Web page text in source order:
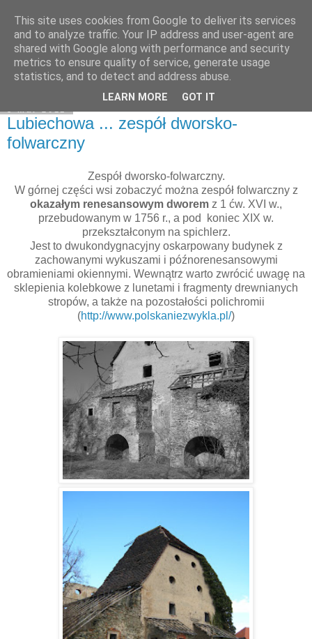
Moje miejsce
Lubiechowa ... zespół dworsko-
folwarczny
Zespół dworsko-folwarczny.
W górnej części wsi zobaczyć można zespół folwarczny z
okazałym renesansowym dworem z 1 ćw. XVI w.,
przebudowanym w 1756 r., a pod koniec XIX w.
przekształconym na spichlerz.
Jest to dwukondygnacyjny oskarpowany budynek z
zachowanymi wykuszami i późnorenesansowymi
obramieniami okiennymi. Wewnątrz warto zwrócić uwagę na
sklepienia kolebkowe z lunetami i fragmenty drewnianych
stropów, a także na pozostałości polichromii
(http://www.polskaniezwykla.pl/)
This site uses cookies from Google to deliver its services
and to analyze traffic. Your IP address and user-agent are
shared with Google along with performance and security
metrics to ensure quality of service, generate usage
statistics, and to detect and address abuse.
LEARN MORE GOT IT